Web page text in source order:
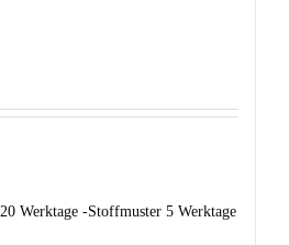
Werktage -Stoffmuster 5 Werktage